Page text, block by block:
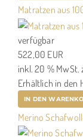
Matratzen aus
verfügbar
522,00 EUR
inkl. 20 % MwSt.
Erhältlich in den
IN DEN
Merino